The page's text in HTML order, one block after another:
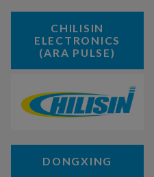
CHILISIN
ELECTRONICS
(ARA PULSE)
DONGXING